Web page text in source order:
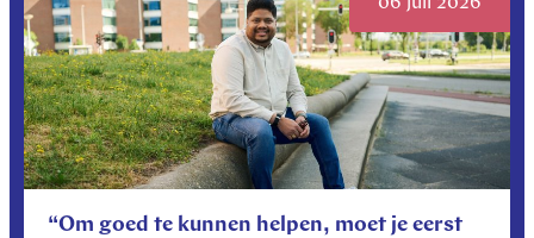
“Om goed te kunnen helpen, moet je eerst